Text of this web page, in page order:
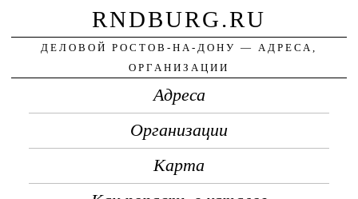
RNDBURG.RU
ДЕЛОВОЙ РОСТОВ-НА-ДОНУ — АДРЕСА,
ОРГАНИЗАЦИИ
Адреса
Организации
Карта